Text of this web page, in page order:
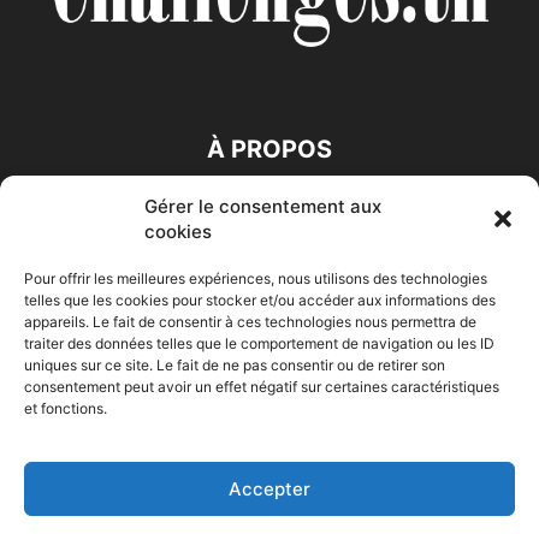
Gérer le consentement aux
cookies
Pour offrir les meilleures expériences, nous utilisons des technologies
telles que les cookies pour stocker et/ou accéder aux informations des
appareils. Le fait de consentir à ces technologies nous permettra de
traiter des données telles que le comportement de navigation ou les ID
uniques sur ce site. Le fait de ne pas consentir ou de retirer son
consentement peut avoir un effet négatif sur certaines caractéristiques
et fonctions.
Accepter
À PROPOS
SUIVEZ NOUS
Accueil Economie Entreprises Entrepreneur Afrique
HIGH-TECH Auto-Moto